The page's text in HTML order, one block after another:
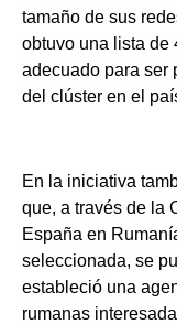
tamaño de sus
obtuvo una lista de
adecuado para ser
del clúster en el
En la iniciativa
que, a través de la
España en
seleccionada, se
estableció una
rumanas